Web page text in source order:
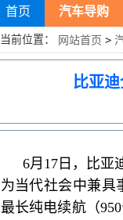
首页 汽车导购
当前位置： 网站首页 >
比亚
6月17日，比
为当代社会中兼具
最长纯电续航（